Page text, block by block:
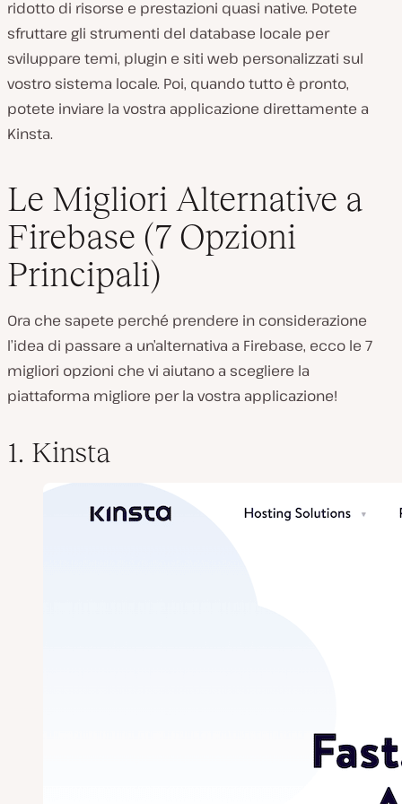
ridotto di risorse e prestazioni quasi native. Potete
sfruttare gli strumenti del database locale per
sviluppare temi, plugin e siti web personalizzati sul
vostro sistema locale. Poi, quando tutto è pronto,
potete inviare la vostra applicazione direttamente a
Kinsta.
Le Migliori Alternative a
Firebase (7 Opzioni
Principali)
Ora che sapete perché prendere in considerazione
l’idea di passare a un’alternativa a Firebase, ecco le 7
migliori opzioni che vi aiutano a scegliere la
piattaforma migliore per la vostra applicazione!
1. Kinsta